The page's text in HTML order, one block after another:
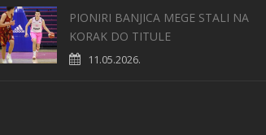
PIONIRI BANJICA MEGE STALI NA
KORAK DO TITULE
11.05.2026.